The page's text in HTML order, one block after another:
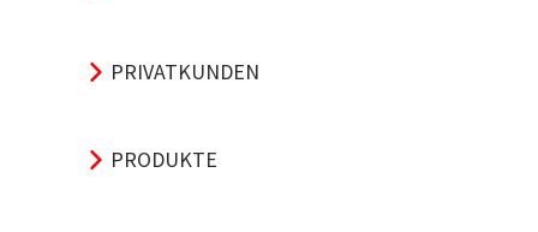
PRIVATKUNDEN
PRODUKTE